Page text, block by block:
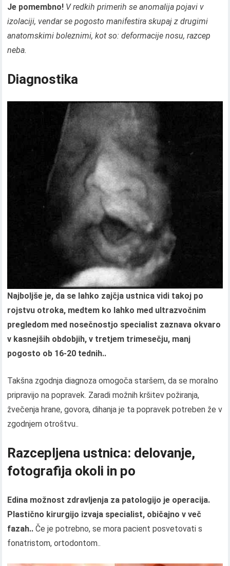
Je pomembno! V redkih primerih se anomalija pojavi v
izolaciji, vendar se pogosto manifestira skupaj z drugimi
anatomskimi boleznimi, kot so: deformacije nosu, razcep
neba.
Diagnostika
Najboljše je, da se lahko zajčja ustnica vidi takoj po
rojstvu otroka, medtem ko lahko med ultrazvočnim
pregledom med nosečnostjo specialist zaznava okvaro
v kasnejših obdobjih, v tretjem trimesečju, manj
pogosto ob 16-20 tednih..
Takšna zgodnja diagnoza omogoča staršem, da se moralno
pripravijo na popravek. Zaradi možnih kršitev požiranja,
žvečenja hrane, govora, dihanja je ta popravek potreben že v
zgodnjem otroštvu..
Razcepljena ustnica: delovanje,
fotografija okoli in po
Edina možnost zdravljenja za patologijo je operacija.
Plastično kirurgijo izvaja specialist, običajno v več
fazah.. Če je potrebno, se mora pacient posvetovati s
fonatristom, ortodontom..